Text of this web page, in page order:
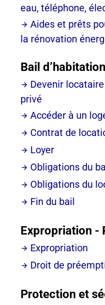
eau, téléphone,
Aides et prêts
la rénovation
Bail d’habitation
Devenir
privé
Accéder à un
Contrat de
Loyer
Obligations du
Obligations du
Fin du bail
Expropriation -
Expropriation
Droit de
Protection et